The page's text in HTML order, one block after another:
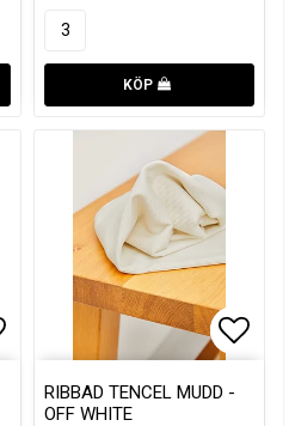
KÖP
till i favoritlistan
till i favoritlistan
RIBBAD TENCEL MUDD -
OFF WHITE